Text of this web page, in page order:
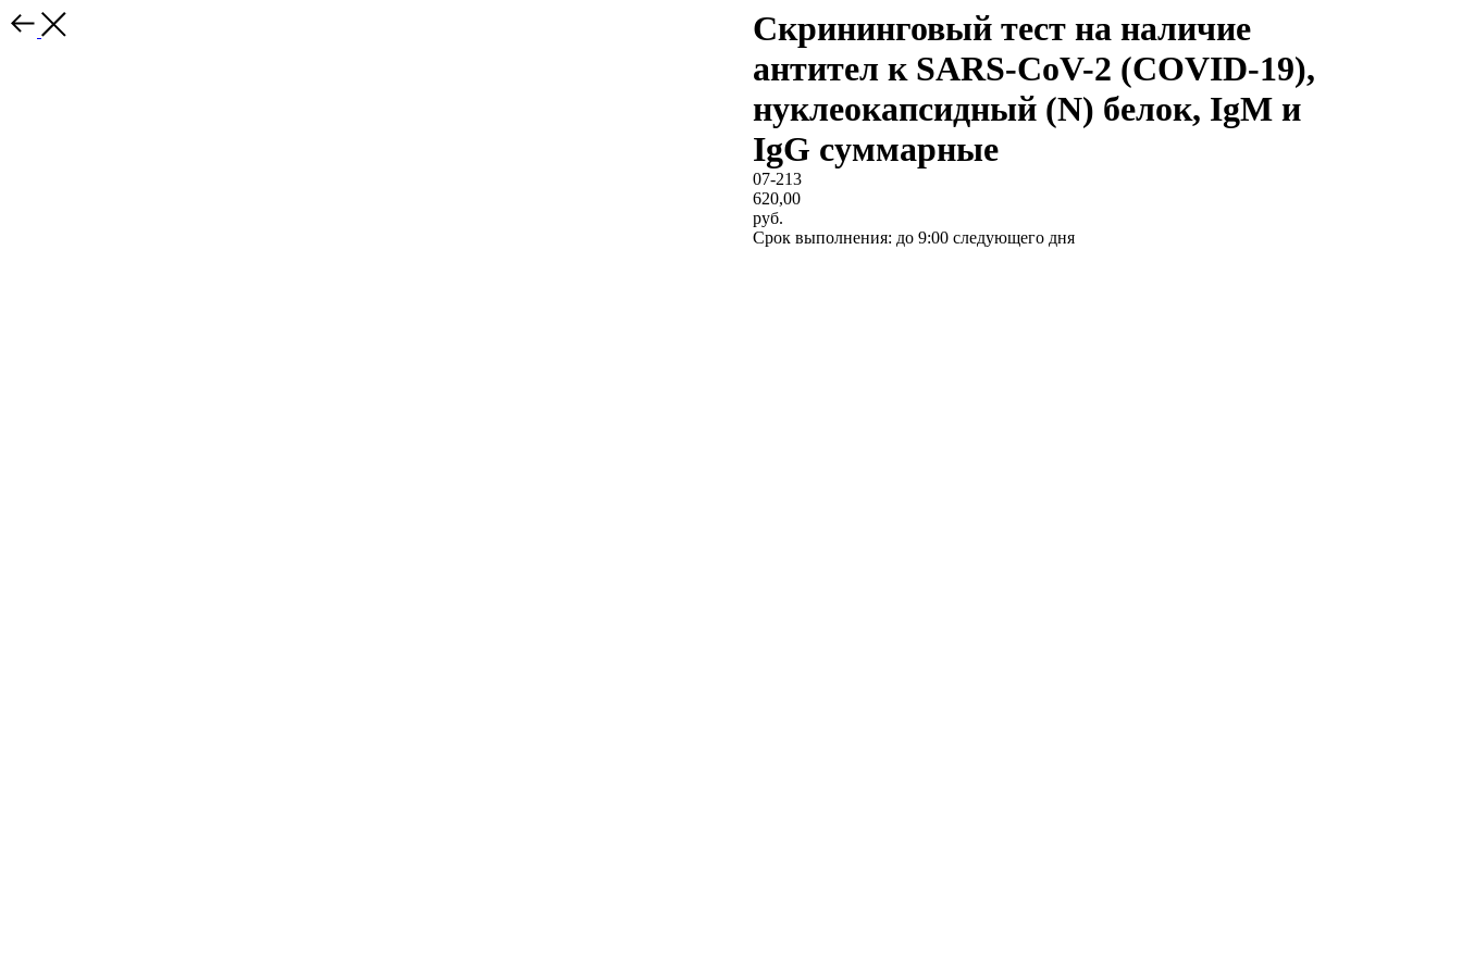
Скрининговый тест на наличие
антител к SARS-CoV-2 (COVID-19),
нуклеокапсидный (N) белок, IgM и
IgG суммарные
07-213
620,00
руб.
Срок выполнения: до 9:00 следующего дня